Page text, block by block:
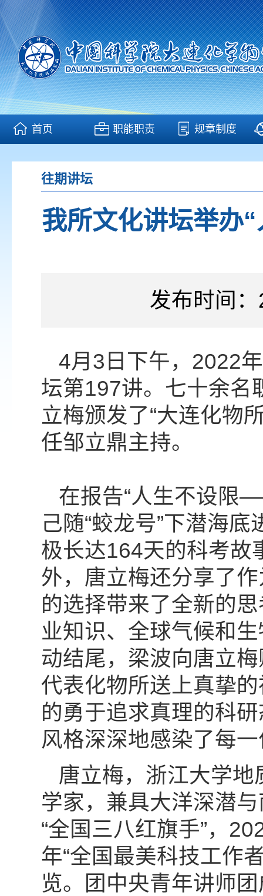
首页 职能职责 规章制度
往期讲坛
我所文化讲坛举办
发布时间
4月3日下午，2022
坛第197讲。七十余名
立梅颁发了“大连化物
任邹立鼎主持。
在报告“人生不设限
己随“蛟龙号”下潜海
极长达164天的科考故
外，唐立梅还分享了
的选择带来了全新的
业知识、全球气候和
动结尾，梁波向唐立
代表化物所送上真挚
的勇于追求真理的科
风格深深地感染了每
唐立梅，浙江大学地
学家，兼具大洋深潜
“全国三八红旗手”，
年“全国最美科技工作
览。团中央青年讲师